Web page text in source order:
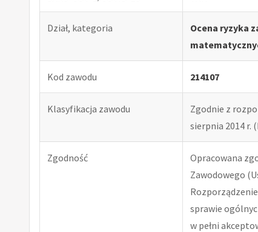
Dział, kategoria
Ocena ryzyka
Kod zawodu 214107
Klasyfikacja zawodu
Zgodnie z
sierpnia 2014 r.
Zgodność
Opracowana
Zawodowego
sprawie
w pełni